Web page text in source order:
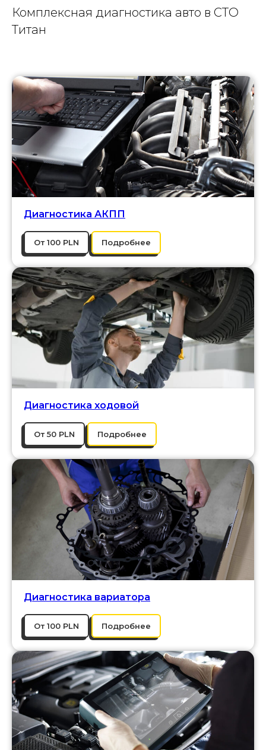
Комплексная диагностика авто в СТО
Титан
Диагностика АКПП
От 100 PLN Подробнее
Диагностика ходовой
От 50 PLN Подробнее
Диагностика вариатора
От 100 PLN Подробнее